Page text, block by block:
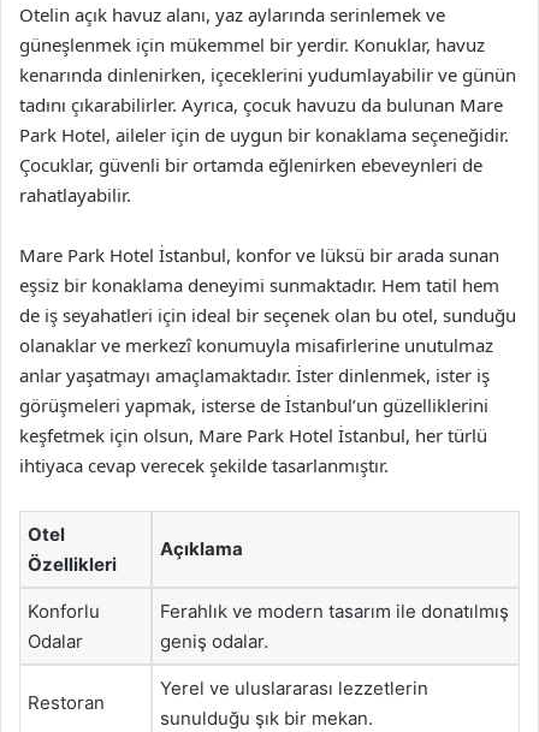
Otelin açık havuz alanı, yaz aylarında serinlemek ve
güneşlenmek için mükemmel bir yerdir. Konuklar, havuz
kenarında dinlenirken, içeceklerini yudumlayabilir ve günün
tadını çıkarabilirler. Ayrıca, çocuk havuzu da bulunan Mare
Park Hotel, aileler için de uygun bir konaklama seçeneğidir.
Çocuklar, güvenli bir ortamda eğlenirken ebeveynleri de
rahatlayabilir.
Mare Park Hotel İstanbul, konfor ve lüksü bir arada sunan
eşsiz bir konaklama deneyimi sunmaktadır. Hem tatil hem
de iş seyahatleri için ideal bir seçenek olan bu otel, sunduğu
olanaklar ve merkezî konumuyla misafirlerine unutulmaz
anlar yaşatmayı amaçlamaktadır. İster dinlenmek, ister iş
görüşmeleri yapmak, isterse de İstanbul’un güzelliklerini
keşfetmek için olsun, Mare Park Hotel İstanbul, her türlü
ihtiyaca cevap verecek şekilde tasarlanmıştır.
Otel
Özellikleri
Açıklama
Konforlu
Odalar
Ferahlık ve modern tasarım ile donatılmış
geniş odalar.
Restoran
Yerel ve uluslararası lezzetlerin
sunulduğu şık bir mekan.